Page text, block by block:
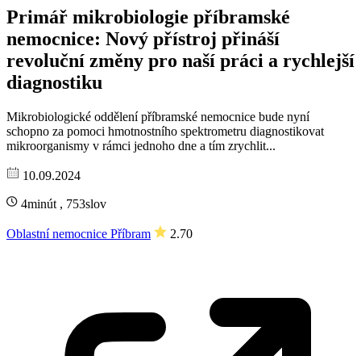
Primář mikrobiologie příbramské
nemocnice: Nový přístroj přináší
revoluční změny pro naší práci a rychlejší
diagnostiku
Mikrobiologické oddělení příbramské nemocnice bude nyní
schopno za pomoci hmotnostního spektrometru diagnostikovat
mikroorganismy v rámci jednoho dne a tím zrychlit...
10.09.2024
4minút , 753slov
Oblastní nemocnice Příbram 2.70